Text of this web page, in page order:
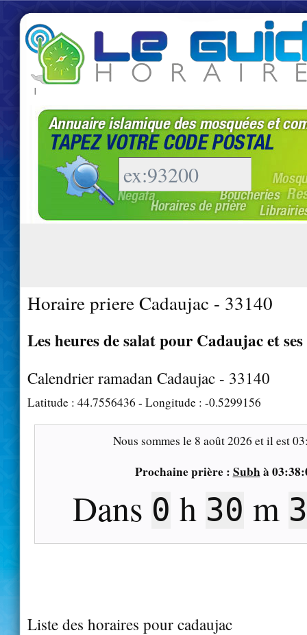
|
Horaire priere Cadaujac - 33140
Les heures de salat pour Cadaujac et
Calendrier ramadan Cadaujac - 33140
Latitude : 44.7556436 - Longitude : -0.5299156
Nous sommes le 8 août 2026 et il est
Prochaine prière : Subhà
Dans 0 h 30 m
Liste des horaires pour cadaujac